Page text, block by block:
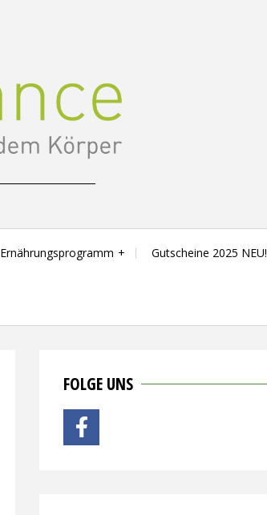
Ernährungsprogramm Gutscheine 2025 NEU!
FOLGE UNS